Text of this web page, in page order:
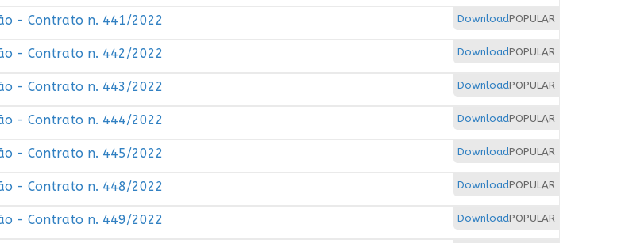
POPULAR
Download
- Contrato n. 441/2022
POPULAR
Download
- Contrato n. 442/2022
POPULAR
Download
- Contrato n. 443/2022
POPULAR
Download
- Contrato n. 444/2022
POPULAR
Download
- Contrato n. 445/2022
POPULAR
Download
- Contrato n. 448/2022
POPULAR
Download
- Contrato n. 449/2022